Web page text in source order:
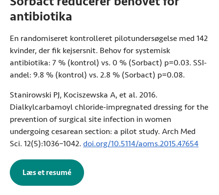
antibiotika
En randomiseret kontrolleret pilotundersøgelse med 142
kvinder, der fik kejsersnit. Behov for systemisk
antibiotika: 7 % (kontrol) vs. 0 % (Sorbact) p=0.03. SSI-
andel: 9.8 % (kontrol) vs. 2.8 % (Sorbact) p=0.08.
Stanirowski PJ, Kociszewska A, et al. 2016.
Dialkylcarbamoyl chloride-impregnated dressing for the
prevention of surgical site infection in women
undergoing cesarean section: a pilot study. Arch Med
Sci. 12(5):1036–1042. doi.org/10.5114/aoms.2015.47654
Læs et resuméaf pilotundersøgelsen (Åbner i ny fane)